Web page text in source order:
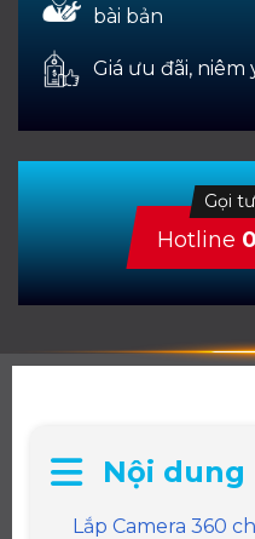
bài bản
Giá ưu đãi, niêm
Gọi
Hotline
Nội dung
Lắp Camera 360